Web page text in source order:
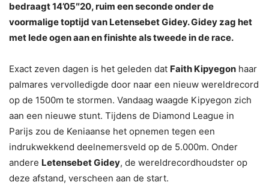
bedraagt 14’05″20, ruim een seconde onder de
voormalige toptijd van Letensebet Gidey. Gidey zag het
met lede ogen aan en finishte als tweede in de race.
Exact zeven dagen is het geleden dat Faith Kipyegon haar
palmares vervolledigde door naar een nieuw wereldrecord
op de 1500m te stormen. Vandaag waagde Kipyegon zich
aan een nieuwe stunt. Tijdens de Diamond League in
Parijs zou de Keniaanse het opnemen tegen een
indrukwekkend deelnemersveld op de 5.000m. Onder
andere Letensebet Gidey, de wereldrecordhoudster op
deze afstand, verscheen aan de start.